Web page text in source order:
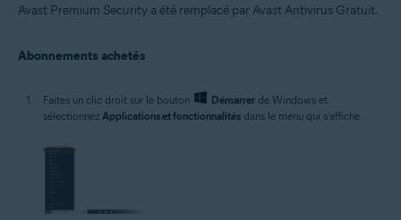
Avast Premium Security a été remplacé par Avast Antivirus Gratuit.
Abonnements achetés
Faites un clic droit sur le bouton Démarrer de Windows et
sélectionnez Applications et fonctionnalités dans le menu qui s’affiche.